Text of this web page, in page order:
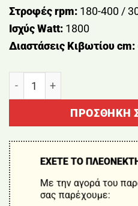
Στροφές rpm: 180-400 /
Ισχύς Watt: 1800
Διαστάσεις Κιβωτίου cm:
ΠΡΟΣΘΉΚΗ
ΕΧΕΤΕ ΤΟ
Με την αγορά του
σας παρέχουμε: